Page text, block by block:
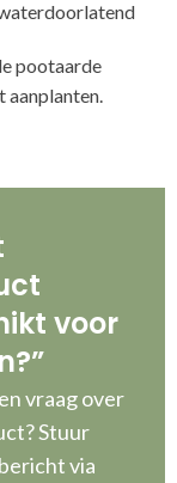
pootaarde
aanplanten.
voor
vraag over
Stuur
via